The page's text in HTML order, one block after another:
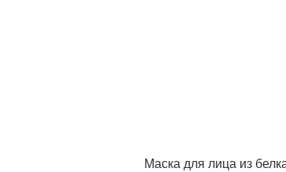
Маска для лица из